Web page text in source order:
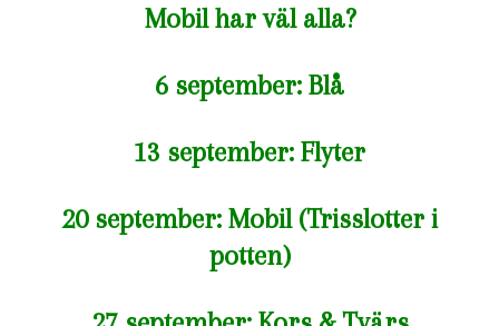
Mobil har väl alla?
6 september: Blå
13 september: Flyter
20 september: Mobil (Trisslotter i
potten)